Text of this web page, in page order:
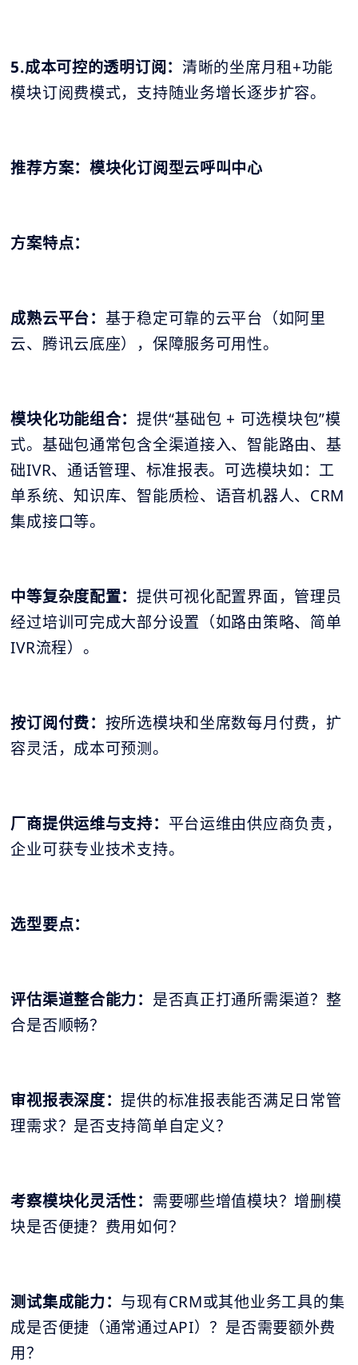
5.成本可控的透明订阅： 清晰的坐席月租+功能
模块订阅费模式，支持随业务增长逐步扩容。
推荐方案：模块化订阅型云呼叫中心
方案特点：
成熟云平台： 基于稳定可靠的云平台（如阿里
云、腾讯云底座），保障服务可用性。
模块化功能组合：提供“基础包 + 可选模块包”模
式。基础包通常包含全渠道接入、智能路由、基
础IVR、通话管理、标准报表。可选模块如：工
单系统、知识库、智能质检、语音机器人、CRM
集成接口等。
中等复杂度配置：提供可视化配置界面，管理员
经过培训可完成大部分设置（如路由策略、简单
IVR流程）。
按订阅付费： 按所选模块和坐席数每月付费，扩
容灵活，成本可预测。
厂商提供运维与支持： 平台运维由供应商负责，
企业可获专业技术支持。
选型要点：
评估渠道整合能力： 是否真正打通所需渠道？整
合是否顺畅？
审视报表深度：提供的标准报表能否满足日常管
理需求？是否支持简单自定义？
考察模块化灵活性： 需要哪些增值模块？增删模
块是否便捷？费用如何？
测试集成能力： 与现有CRM或其他业务工具的集
成是否便捷（通常通过API）？是否需要额外费
用？